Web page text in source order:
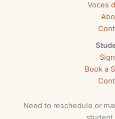
Voces
Book a
Need to reschedule or